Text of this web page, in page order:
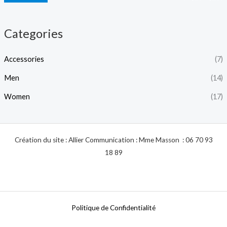
Categories
Accessories (7)
Men (14)
Women (17)
Création du site : Allier Communication : Mme Masson : 06 70 93
18 89
Politique de Confidentialité